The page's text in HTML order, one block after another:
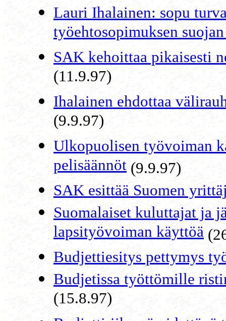
Lauri Ihalainen: sopu
työehtosopimuksen
SAK kehoittaa pikaisesti
(11.9.97)
Ihalainen ehdottaa
(9.9.97)
Ulkopuolisen työvoiman
pelisäännöt(9.9.97)
SAK esittää Suomen
Suomalaiset kuluttajat ja
lapsityövoiman käyttöä
Budjettiesitys pettymys
Budjetissa työttömille
(15.8.97)